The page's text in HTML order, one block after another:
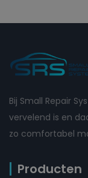
Bij Small Repair
vervelend is en
zo comfortabel
Producten